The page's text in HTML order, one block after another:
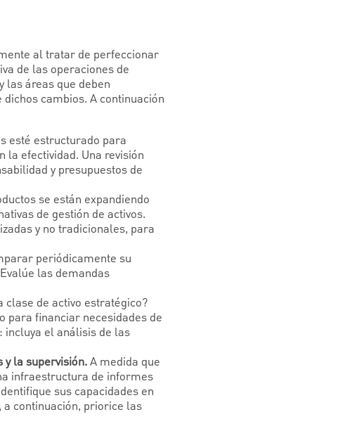
al tratar de perfeccionar
de las operaciones de
áreas que deben
cambios. A continuación
esté estructurado para
la efectividad. Una revisión
y presupuestos de
se están expandiendo
de gestión de activos.
y no tradicionales, para
periódicamente su
las demandas
clase de activo estratégico?
para financiar necesidades de
incluya el análisis de las
y la supervisión.A medida que
infraestructura de informes
sus capacidades en
continuación, priorice las